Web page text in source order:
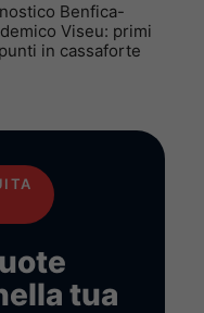
Benfica-
Viseu: primi
in cassaforte
tua